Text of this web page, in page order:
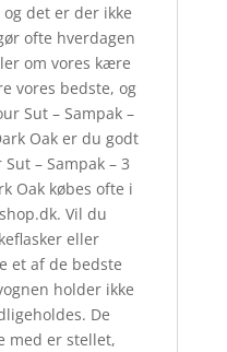
det er der ikke
ofte hverdagen
om vores kære
vores bedste, og
Sut – Sampak –
Oak er du godt
– Sampak – 3
Oak købes ofte i
Vil du
eller
et af de bedste
holder ikke
De
med er stellet,